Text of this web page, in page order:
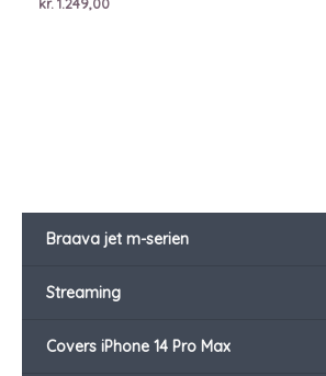
Braava jet m-serien
Streaming
Covers iPhone 14 Pro Max
kr.1.249,00